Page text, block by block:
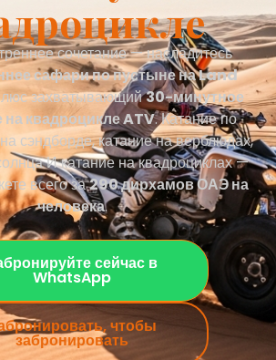
сочетание — насладитесь
сафари по пустыне на Land
захватывающий30-минутное
на квадроцикле ATV. Катание по
сэндборде, катание на верблюдах,
И катание на квадроциклах —
всего за290 дирхамов ОАЭ на
человека.
сейчас в
WhatsApp
чтобы
забронировать